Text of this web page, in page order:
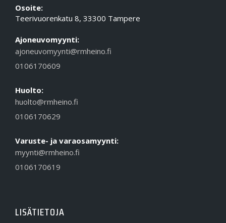
Osoite:
Teerivuorenkatu 8, 33300 Tampere
Ajoneuvomyynti:
ajoneuvomyynti@rmheino.fi
0106170609
Huolto:
huolto@rmheino.fi
0106170629
Varuste- ja varaosamyynti:
myynti@rmheino.fi
0106170619
LISÄTIETOJA